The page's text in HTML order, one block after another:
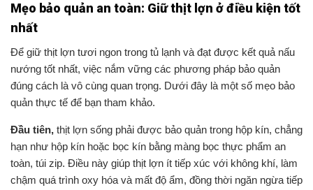
Mẹo bảo quản an toàn: Giữ thịt lợn ở điều kiện tốt
nhất
Để giữ thịt lợn tươi ngon trong tủ lạnh và đạt được kết quả nấu
nướng tốt nhất, việc nắm vững các phương pháp bảo quản
đúng cách là vô cùng quan trọng. Dưới đây là một số mẹo bảo
quản thực tế để bạn tham khảo.
Đầu tiên, thịt lợn sống phải được bảo quản trong hộp kín, chẳng
hạn như hộp kín hoặc bọc kín bằng màng bọc thực phẩm an
toàn, túi zip. Điều này giúp thịt lợn ít tiếp xúc với không khí, làm
chậm quá trình oxy hóa và mất độ ẩm, đồng thời ngăn ngừa tiếp